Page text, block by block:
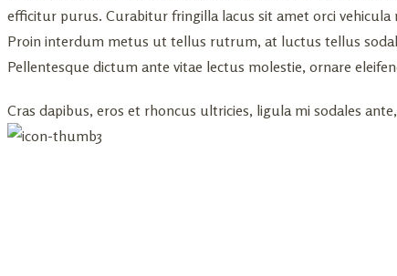
efficitur purus. Curabitur fringilla lacus sit amet orci
Proin interdum metus ut tellus rutrum, at luctus tellus
Pellentesque dictum ante vitae lectus molestie, ornare
Cras dapibus, eros et rhoncus ultricies, ligula mi sodales